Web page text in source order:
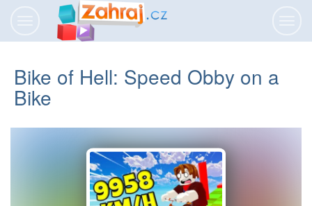
Bike of Hell: Speed Obby on a
Bike